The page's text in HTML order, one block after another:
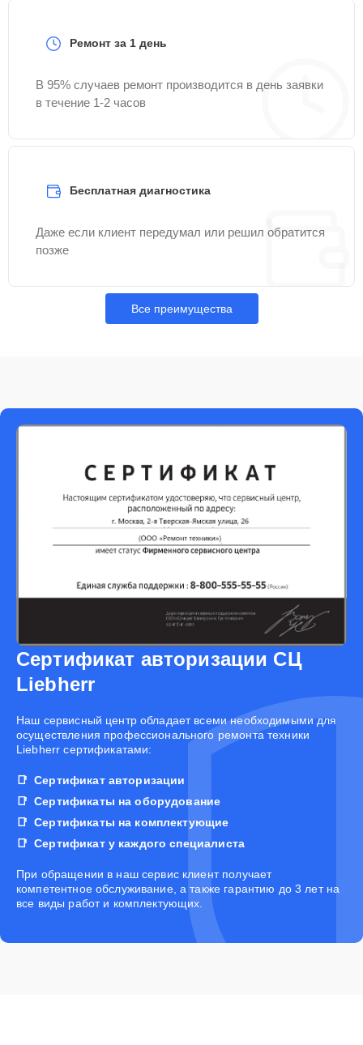
Ремонт за 1 день
В 95% случаев ремонт производится в день заявки
в течение 1-2 часов
Бесплатная диагностика
Даже если клиент передумал или решил обратится
позже
Все преимущества
Сертификат авторизации СЦ
Liebherr
Наш сервисный центр обладает всеми необходимыми для
осуществления профессионального ремонта техники
Liebherr сертификатами:
Сертификат авторизации
Сертификаты на оборудование
Сертификаты на комплектующие
Сертификат у каждого специалиста
При обращении в наш сервис клиент получает
компетентное обслуживание, а также гарантию до 3 лет на
все виды работ и комплектующих.